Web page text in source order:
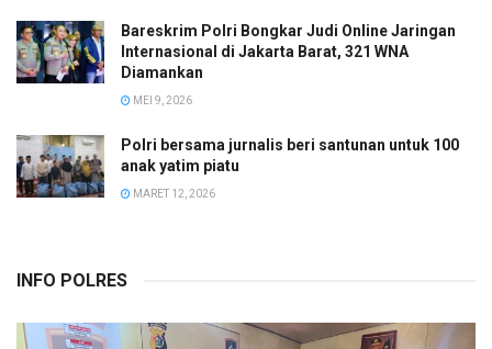
Bareskrim Polri Bongkar Judi Online Jaringan
Internasional di Jakarta Barat, 321 WNA
Diamankan
MEI 9, 2026
Polri bersama jurnalis beri santunan untuk 100
anak yatim piatu
MARET 12, 2026
INFO POLRES